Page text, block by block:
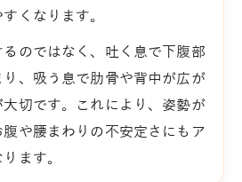
くなります。
のではなく、吐く息で下腹部
、吸う息で肋骨や背中が広が
切です。これにより、姿勢が
や腰まわりの不安定さにもア
ます。